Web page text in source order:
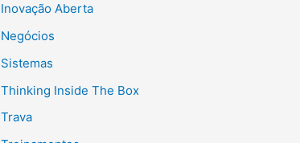
Inovação Aberta
Negócios
Sistemas
Thinking Inside The Box
Trava